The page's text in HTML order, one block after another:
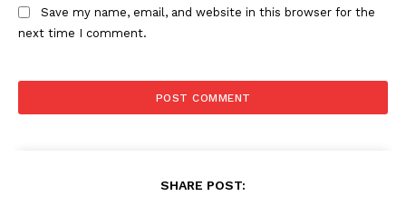
Save my name, email, and website in this browser for the
next time I comment.
SHARE POST: